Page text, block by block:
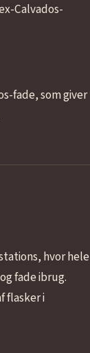
Calvados-
fade, som giver
hvor hele
fade ibrug.
flasker i